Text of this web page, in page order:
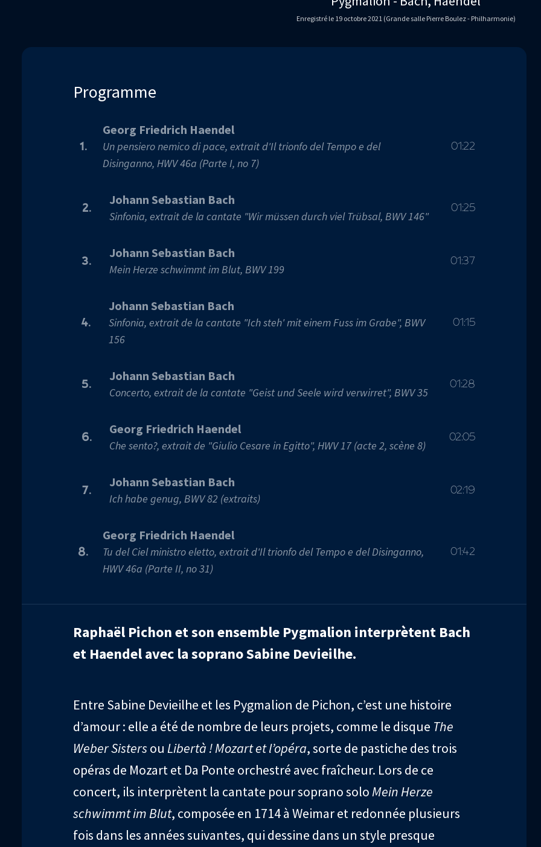
Enregistré le 19 octobre 2021 (Grande salle Pierre Boulez - Philharmonie)
Programme
1.
Georg Friedrich Haendel
Un pensiero nemico di pace, extrait d'Il trionfo del Tempo e del
Disinganno, HWV 46a (Parte I, no 7)
01:22
2.
Johann Sebastian Bach
Sinfonia, extrait de la cantate "Wir müssen durch viel Trübsal, BWV 146"
01:25
3.
Johann Sebastian Bach
Mein Herze schwimmt im Blut, BWV 199
01:37
4.
Johann Sebastian Bach
Sinfonia, extrait de la cantate "Ich steh' mit einem Fuss im Grabe", BWV
156
01:15
5.
Johann Sebastian Bach
Concerto, extrait de la cantate "Geist und Seele wird verwirret", BWV 35
01:28
6.
Georg Friedrich Haendel
Che sento?, extrait de "Giulio Cesare in Egitto", HWV 17 (acte 2, scène 8)
02:05
7.
Johann Sebastian Bach
Ich habe genug, BWV 82 (extraits)
02:19
8.
Georg Friedrich Haendel
Tu del Ciel ministro eletto, extrait d'Il trionfo del Tempo e del Disinganno,
HWV 46a (Parte II, no 31)
01:42
Raphaël Pichon et son ensemble Pygmalion interprètent Bach
et Haendel avec la soprano Sabine Devieilhe.
Entre Sabine Devieilhe et les Pygmalion de Pichon, c’est une histoire
d’amour : elle a été de nombre de leurs projets, comme le disque The
Weber Sistersou Libertà ! Mozart et l’opéra, sorte de pastiche des trois
opéras de Mozart et Da Ponte orchestré avec fraîcheur. Lors de ce
concert, ils interprètent la cantate pour soprano soloMein Herze
schwimmt im Blut, composée en 1714 à Weimar et redonnée plusieurs
fois dans les années suivantes, qui dessine dans un style presque